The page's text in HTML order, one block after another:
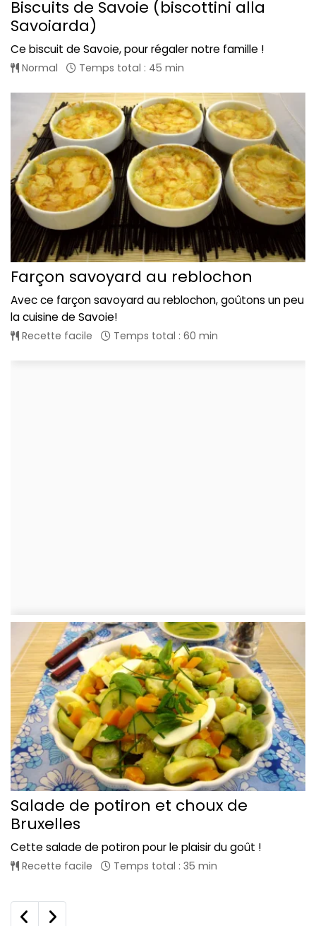
Biscuits de Savoie (biscottini alla
Savoiarda)
Ce biscuit de Savoie, pour régaler notre famille !
Normal Temps total : 45 min
Farçon savoyard au reblochon
Avec ce farçon savoyard au reblochon, goûtons un peu
la cuisine de Savoie!
Recette facile Temps total : 60 min
Salade de potiron et choux de
Bruxelles
Cette salade de potiron pour le plaisir du goût !
Recette facile Temps total : 35 min